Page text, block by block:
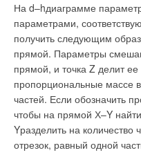
На d–hдиаграмме
параметрами,
получить следующим
прямой. Параметры
прямой, и точка Z делит
пропорциональные массе
частей. Если обозначить
чтобы на прямой Х–Y
Yразделить на количество
отрезок, равный одной